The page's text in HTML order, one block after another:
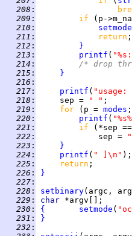
208 :
209 : if
(p-
210 :
setmode
211 :
return
212 :
}
213 : printf (
214 :
/* drop
215 :
}
216 :
217 : printf ( "usage:
218 :
     sep =
" "
219 : for (p = modes
220 : printf (
221 : if
(*sep
222 :
             sep =
223 :
}
224 : printf ( " ]\n"
225 : return
226 :
}
227 :
228 :
setbinary
229 : char
230 : { setmode (
231 :
}
232 :